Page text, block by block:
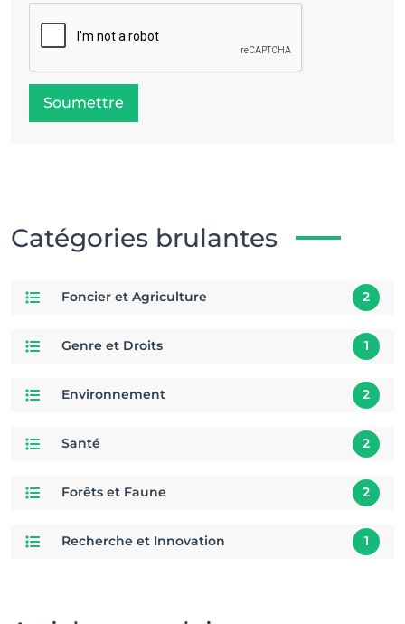
Soumettre
Catégories brulantes
Foncier et Agriculture 2
Genre et Droits 1
Environnement 2
Santé 2
Forêts et Faune 2
Recherche et Innovation 1